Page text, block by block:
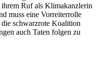
Ruf als Klimakanzlerin
muss eine Vorreiterrolle
schwarzrote Koalition
auch Taten folgen zu